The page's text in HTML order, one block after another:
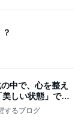
中で、心を整え
しい状態」で生
するブログ